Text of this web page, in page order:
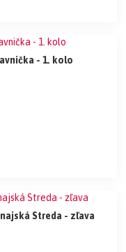
- 1. kolo
Streda - zľava